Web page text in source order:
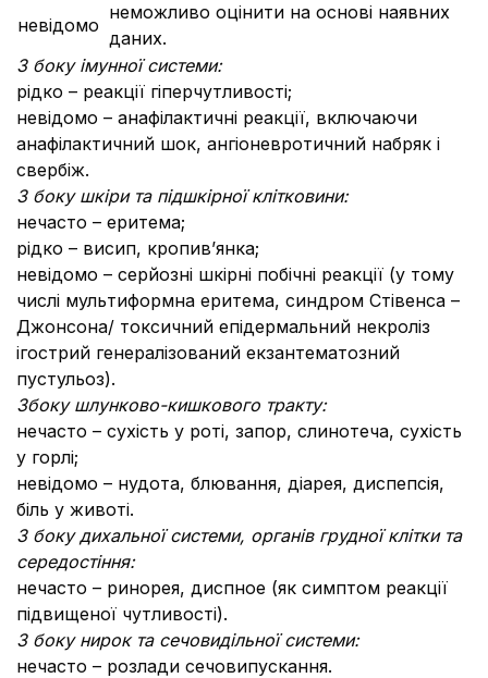
невідомо
неможливо оцінити на основі наявних
даних.
З боку імунної системи:
рідко – реакції гіперчутливості;
невідомо – анафілактичні реакції, включаючи
анафілактичний шок, ангіоневротичний набряк і
свербіж.
З боку шкіри та підшкірної клітковини:
нечасто – еритема;
рідко – висип, кропив’янка;
невідомо – серйозні шкірні побічні реакції (у тому
числі мультиформна еритема, синдром Стівенса –
Джонсона/ токсичний епідермальний некроліз
ігострий генералізований екзантематозний
пустульоз).
Збоку шлунково-кишкового тракту:
нечасто – сухість у роті, запор, слинотеча, сухість
у горлі;
невідомо – нудота, блювання, діарея, диспепсія,
біль у животі.
З боку дихальної системи, органів грудної клітки та
середостіння:
нечасто – ринорея, диспное (як симптом реакції
підвищеної чутливості).
З боку нирок та сечовидільної системи:
нечасто – розлади сечовипускання.